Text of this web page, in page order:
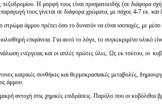
Η μορφή τους είναι πρισματοειδής (σε διάφορα
τους γίνεται σε διάφορα χρώματα, με πάχος 4-7 εκ. και
άμμου πρέπει όσο το δυνατόν να είναι ισοπαχές, με
επιφάνεια. Για αυτό το λόγο, το συγκεκριμένο υλικό
ενέργειας και οι απλές πρώτες ύλες. Ως εκ τούτου, οι
καιρικές συνθήκες και θερμοκρασιακές μεταβολές,
άμμου.
αντοχή στις χημικές επιδράσεις. Παρόλο που οι